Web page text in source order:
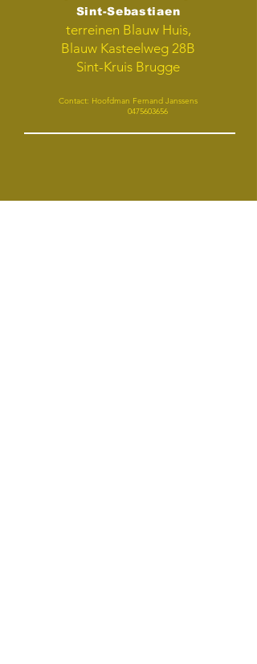
Sint-Sebastiaen
terreinen Blauw Huis,
Blauw Kasteelweg 28B
Sint-Kruis Brugge
Contact: Hoofdman Fernand Janssens
0475603656